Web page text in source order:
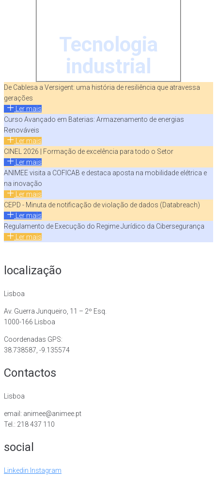
Tecnologia
industrial
De Cablesa a Versigent: uma história de resiliência que atravessa
gerações
Ler mais
Curso Avançado em Baterias: Armazenamento de energias
Renováveis
Ler mais
CINEL 2026 | Formação de excelência para todo o Setor
Ler mais
ANIMEE visita a COFICAB e destaca aposta na mobilidade elétrica e
na inovação
Ler mais
CEPD - Minuta de notificação de violação de dados (Databreach)
Ler mais
Regulamento de Execução do Regime Jurídico da Cibersegurança
Ler mais
localização
Lisboa
Av. Guerra Junqueiro, 11 – 2º Esq.
1000-166 Lisboa
Coordenadas GPS:
38.738587, -9.135574
Contactos
Lisboa
email: animee@animee.pt
Tel.: 218 437 110
social
Linkedin Instagram